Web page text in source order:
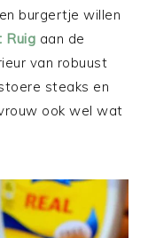
burgertje willen
Ruig aan de
van robuust
steaks en
ook wel wat